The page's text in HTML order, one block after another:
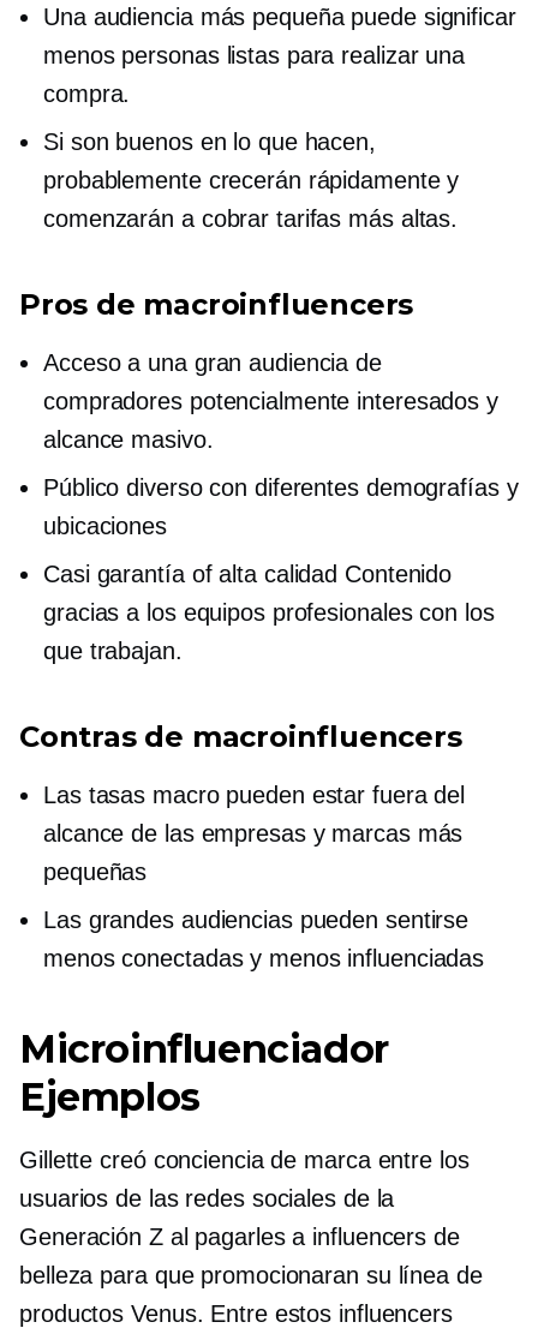
Una audiencia más pequeña puede significar
menos personas listas para realizar una
compra.
Si son buenos en lo que hacen,
probablemente crecerán rápidamente y
comenzarán a cobrar tarifas más altas.
Pros de macroinfluencers
Acceso a una gran audiencia de
compradores potencialmente interesados ​​y
alcance masivo.
Público diverso con diferentes demografías y
ubicaciones
Casi garantíaofalta calidad Contenido
gracias a los equipos profesionales con los
que trabajan.
Contras de macroinfluencers
Las tasas macro pueden estar fuera del
alcance de las empresas y marcas más
pequeñas
Las grandes audiencias pueden sentirse
menos conectadas y menos influenciadas
Microinfluenciador
Ejemplos
Gillette creó conciencia de marca entre los
usuarios de las redes sociales de la
Generación Z al pagarles a influencers de
belleza para que promocionaran su línea de
productos Venus. Entre estos influencers